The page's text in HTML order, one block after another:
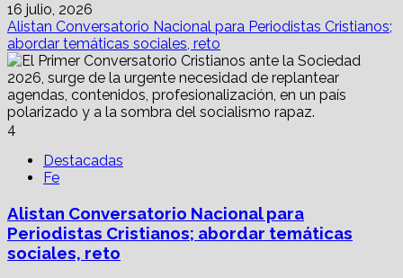
16 julio, 2026
Alistan Conversatorio Nacional para Periodistas Cristianos;
abordar temáticas sociales, reto
4
Destacadas
Fe
Alistan Conversatorio Nacional para
Periodistas Cristianos; abordar temáticas
sociales, reto